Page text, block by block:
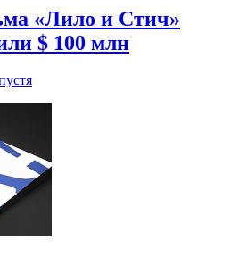
«Лило и Стич»
$ 100 млн